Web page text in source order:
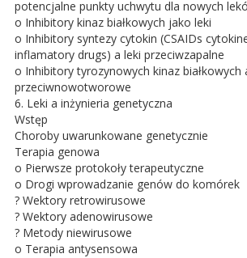
potencjalne punkty uchwytu dla nowych
o Inhibitory kinaz białkowych jako leki
o Inhibitory syntezy cytokin (CSAIDs
inflamatory drugs) a leki przeciwzapalne
o Inhibitory tyrozynowych kinaz białkowych
przeciwnowotworowe
6. Leki a inżynieria genetyczna
Wstęp
Choroby uwarunkowane genetycznie
Terapia genowa
o Pierwsze protokoły terapeutyczne
o Drogi wprowadzanie genów do komórek
? Wektory retrowirusowe
? Wektory adenowirusowe
? Metody niewirusowe
o Terapia antysensowa